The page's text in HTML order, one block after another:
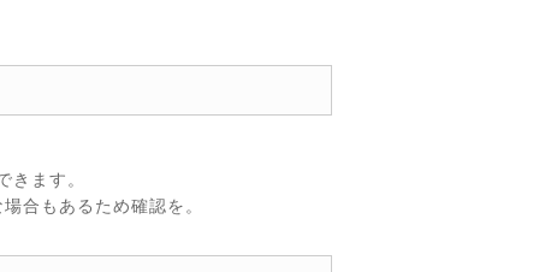
ます。
合もあるため確認を。